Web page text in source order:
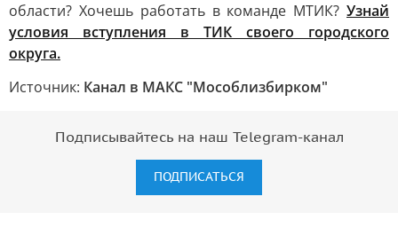
области? Хочешь работать в команде МТИК? Узнай
условия вступления в ТИК своего городского
округа.
Источник: Канал в МАКС "Мособлизбирком"
Подписывайтесь на наш Telegram-канал
ПОДПИСАТЬСЯ